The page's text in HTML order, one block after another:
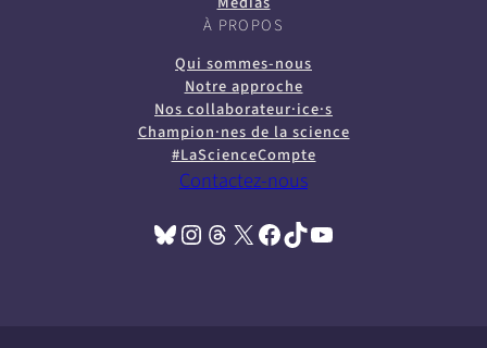
À PROPOS
Qui sommes-nous
Notre approche
Nos collaborateur·ice·s
Champion·nes de la science
#LaScienceCompte
Contactez-nous
Bluesky(opens in a new tab) Instagram
(opens in a new tab) Threads(opens in a new tab) X(opens in a new tab) Facebook(opens in a new tab) TikTok(opens in a new tab) YouTube(opens in a new tab)